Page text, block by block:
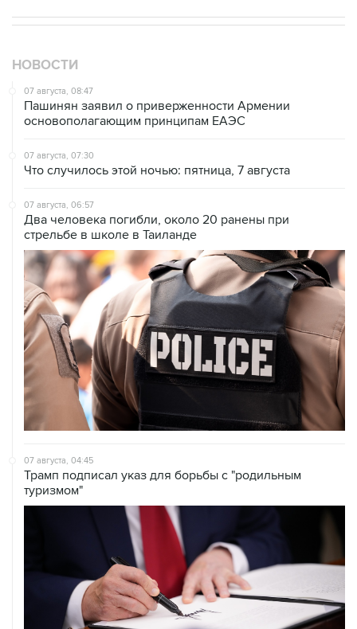
НОВОСТИ
07 августа, 08:47
Пашинян заявил о приверженности Армении
основополагающим принципам ЕАЭС
07 августа, 07:30
Что случилось этой ночью: пятница, 7 августа
07 августа, 06:57
Два человека погибли, около 20 ранены при
стрельбе в школе в Таиланде
07 августа, 04:45
Трамп подписал указ для борьбы с "родильным
туризмом"